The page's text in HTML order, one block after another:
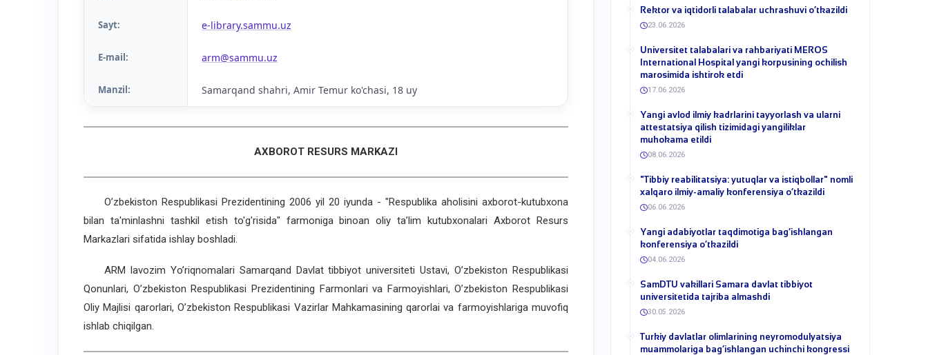
Sayt: e-library.sammu.uz
E-mail: arm@sammu.uz
Manzil: Samarqand shahri, Amir Temur ko'chasi, 18 uy
AXBOROT RESURS MARKAZI
O’zbekiston Respublikasi Prezidentining 2006 yil 20 iyunda - "Respublika aholisini axborot-kutubxona
bilan ta'minlashni tashkil etish to'g'risida" farmoniga binoan oliy ta’lim kutubxonalari Axborot Resurs
Markazlari sifatida ishlay boshladi.
ARM lavozim Yo’riqnomalari Samarqand Davlat tibbiyot universiteti Ustavi, O’zbekiston Respublikasi
Qonunlari, O’zbekiston Respublikasi Prezidentining Farmonlari va Farmoyishlari, O’zbekiston Respublikasi
Oliy Majlisi qarorlari, O’zbekiston Respublikasi Vazirlar Mahkamasining qarorlai va farmoyishlariga muvofiq
ishlab chiqilgan.
​Rektor va iqtidorli talabalar uchrashuvi o‘tkazildi
23.06.2026
Universitet talabalari va rahbariyati MEROS
International Hospital yangi korpusining ochilish
marosimida ishtirok etdi
17.06.2026
Yangi avlod ilmiy kadrlarini tayyorlash va ularni
attestatsiya qilish tizimidagi yangiliklar
muhokama etildi
08.06.2026
​"Tibbiy reabilitatsiya: yutuqlar va istiqbollar" nomli
xalqaro ilmiy-amaliy konferensiya o‘tkazildi
06.06.2026
​Yangi adabiyotlar taqdimotiga bag‘ishlangan
konferensiya o‘tkazildi
04.06.2026
SamDTU vakillari Samara davlat tibbiyot
universitetida tajriba almashdi
30.05.2026
​Turkiy davlatlar olimlarining neyromodulyatsiya
muammolariga bag‘ishlangan uchinchi kongressi